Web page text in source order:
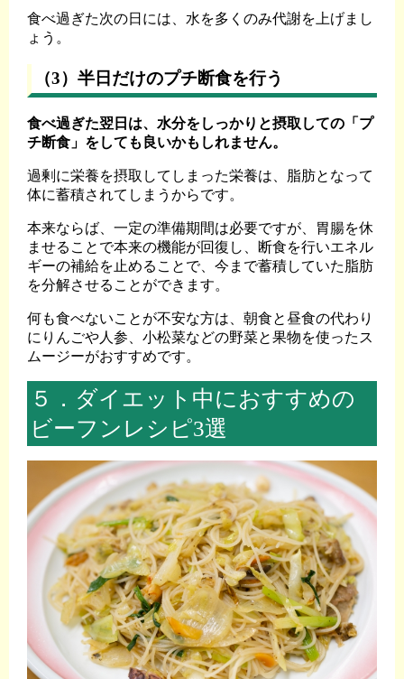
食べ過ぎた次の日には、水を多くのみ代謝を上げまし
ょう。
（3）半日だけのプチ断食を行う
食べ過ぎた翌日は、水分をしっかりと摂取しての「プ
チ断食」をしても良いかもしれません。
過剰に栄養を摂取してしまった栄養は、脂肪となって
体に蓄積されてしまうからです。
本来ならば、一定の準備期間は必要ですが、胃腸を休
ませることで本来の機能が回復し、断食を行いエネル
ギーの補給を止めることで、今まで蓄積していた脂肪
を分解させることができます。
何も食べないことが不安な方は、朝食と昼食の代わり
にりんごや人参、小松菜などの野菜と果物を使ったス
ムージーがおすすめです。
５．ダイエット中におすすめの
ビーフンレシピ3選